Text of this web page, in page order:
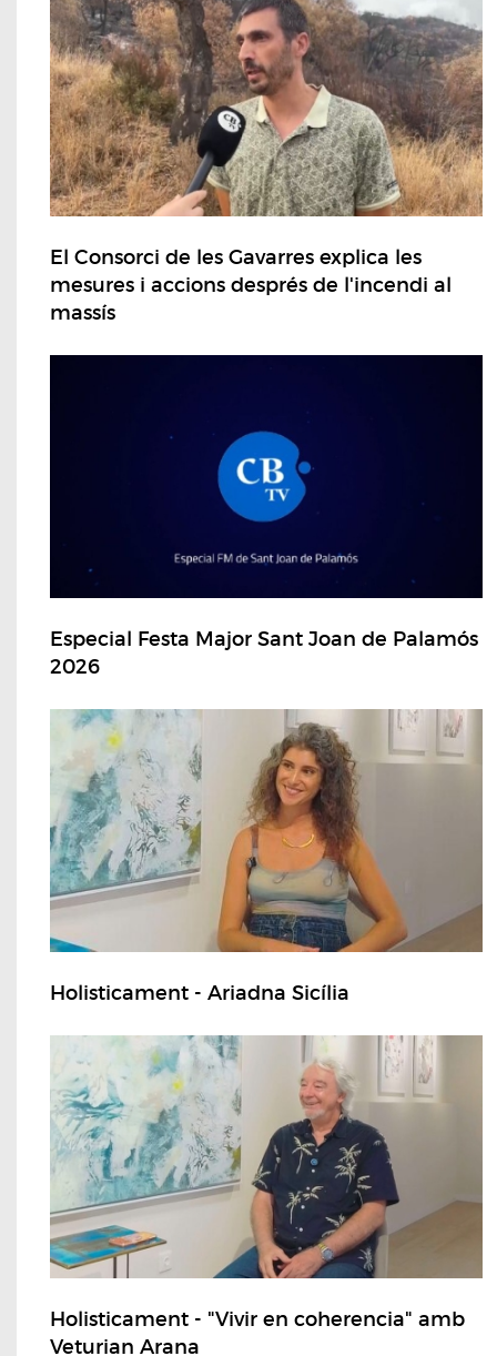
El Consorci de les Gavarres explica les
mesures i accions després de l'incendi al
massís
Especial Festa Major Sant Joan de Palamós
2026
Holisticament - Ariadna Sicília
Holisticament - "Vivir en coherencia" amb
Veturian Arana